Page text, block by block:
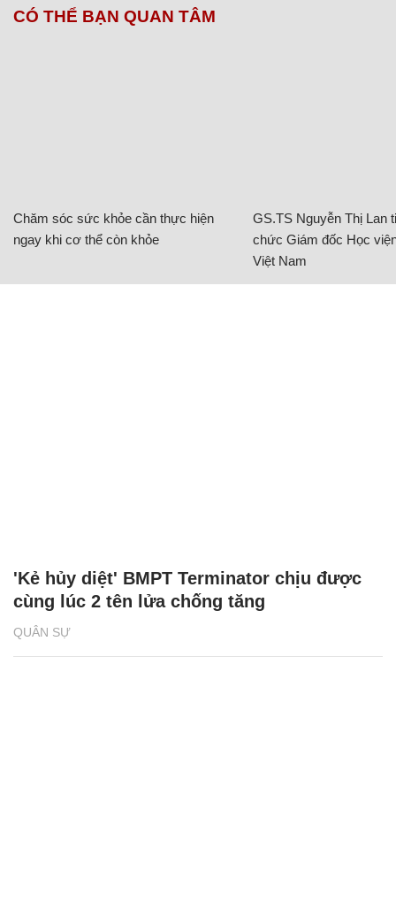
CÓ THỂ BẠN QUAN TÂM
Chăm sóc sức khỏe cần thực hiện
ngay khi cơ thể còn khỏe
GS.TS Nguyễn Thị Lan
chức Giám đốc Học
Việt Nam
QUÂN SỰ
'Kẻ hủy diệt' BMPT Terminator chịu được
cùng lúc 2 tên lửa chống tăng